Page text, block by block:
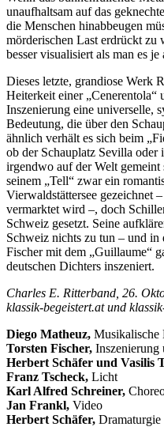
unaufhaltsam auf das
die Menschen hinabbeugen
mörderischen Last erdrückt
besser visualisiert als man es
Dieses letzte, grandiose Werk
Heiterkeit einer „Cenerentola“
Inszenierung eine universelle,
Bedeutung, die über den
ähnlich verhält es sich beim
ob der Schauplatz Sevilla
irgendwo auf der Welt
seinem „Tell“ zwar ein
Vierwaldstättersee gezeichnet
vermarktet wird –, doch
Schweiz gesetzt. Seine
Schweiz nichts zu tun – und in
Fischer mit dem „Guillaume“
deutschen Dichters inszeniert.
Charles E. Ritterband, 26.
klassik-begeistert.at und
Diego Matheuz, Musikalische
Torsten Fischer,
Herbert Schäfer und Vasilis
Franz Tscheck, Licht
Karl Alfred Schreiner,
Jan Frankl, Video
Herbert Schäfer, Dramaturgie